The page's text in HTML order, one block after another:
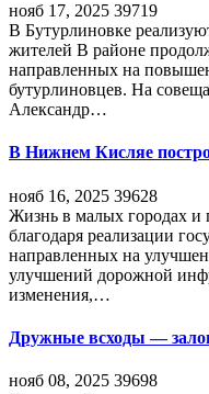
нояб 17, 2025 39719
В Бутурлиновке
жителей В районе
направленных на
бутурлиновцев. На
Александр…
В Нижнем Кисляе
нояб 16, 2025 39628
Жизнь в малых городах и
благодаря реализации
направленных на
улучшений дорожной
изменения,…
Дружные всходы —
нояб 08, 2025 39698